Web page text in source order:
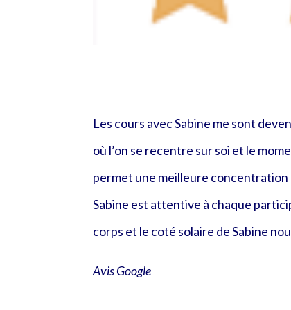
Les cours avec Sabine me sont
où l’on se recentre sur soi et le
permet une meilleure concentration
Sabine est attentive à chaque
corps et le coté solaire de Sabine
Avis Google